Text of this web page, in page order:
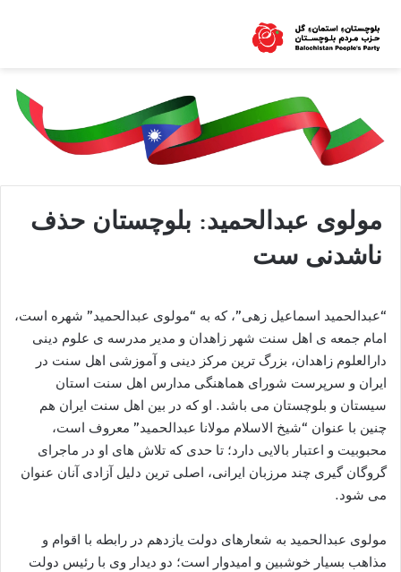
مولوی عبدالحمید: بلوچستان حذف
ناشدنی ست
“عبدالحمید اسماعیل ‌زهی”، که به “مولوی عبدالحمید” شهره است،
امام جمعه ی اهل سنت شهر زاهدان و مدیر مدرسه ی علوم دینی
دارالعلوم زاهدان، بزرگ ترین مرکز دینی و آموزشی اهل سنت در
ایران و سرپرست شورای هماهنگی مدارس اهل سنت استان
سیستان و بلوچستان می ‌باشد. او که در بین اهل سنت ایران هم
چنین با عنوان “شیخ الاسلام مولانا عبدالحمید” معروف است،
محبوبیت و اعتبار بالایی دارد؛ تا حدی که تلاش های او در ماجرای
گروگان گیری چند مرزبان ایرانی، اصلی ترین دلیل آزادی آنان عنوان
می شود.
مولوی عبدالحمید به شعارهای دولت یازدهم در رابطه با اقوام و
مذاهب بسیار خوشبین و امیدوار است؛ دو دیدار وی با رئیس دولت